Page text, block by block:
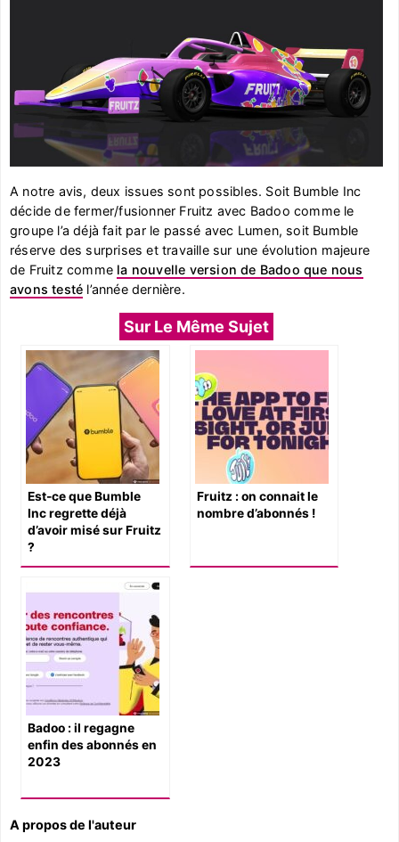
A notre avis, deux issues sont possibles. Soit Bumble Inc
décide de fermer/fusionner Fruitz avec Badoo comme le
groupe l’a déjà fait par le passé avec Lumen, soit Bumble
réserve des surprises et travaille sur une évolution majeure
de Fruitz comme la nouvelle version de Badoo que nous
avons testé l’année dernière.
Sur Le Même Sujet
Est-ce que Bumble
Inc regrette déjà
d’avoir misé sur Fruitz
?
Fruitz : on connait le
nombre d’abonnés !
Badoo : il regagne
enfin des abonnés en
2023
A propos de l'auteur